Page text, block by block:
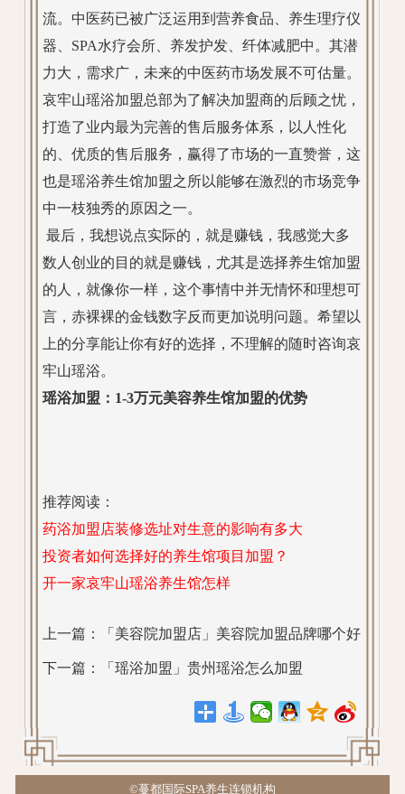
流。中医药已被广泛运用到营养食品、养生理疗仪
器、SPA水疗会所、养发护发、纤体减肥中。其潜
力大，需求广，未来的中医药市场发展不可估量。
哀牢山瑶浴加盟总部为了解决加盟商的后顾之忧，
打造了业内最为完善的售后服务体系，以人性化
的、优质的售后服务，赢得了市场的一直赞誉，这
也是瑶浴养生馆加盟之所以能够在激烈的市场竞争
中一枝独秀的原因之一。
最后，我想说点实际的，就是赚钱，我感觉大多
数人创业的目的就是赚钱，尤其是选择养生馆加盟
的人，就像你一样，这个事情中并无情怀和理想可
言，赤裸裸的金钱数字反而更加说明问题。希望以
上的分享能让你有好的选择，不理解的随时咨询哀
牢山瑶浴。
瑶浴加盟：1-3万元美容养生馆加盟的优势
推荐阅读：
药浴加盟店装修选址对生意的影响有多大
投资者如何选择好的养生馆项目加盟？
开一家哀牢山瑶浴养生馆怎样
上一篇： 「美容院加盟店」美容院加盟品牌哪个好
下一篇： 「瑶浴加盟」贵州瑶浴怎么加盟
©蔓都国际SPA养生连锁机构